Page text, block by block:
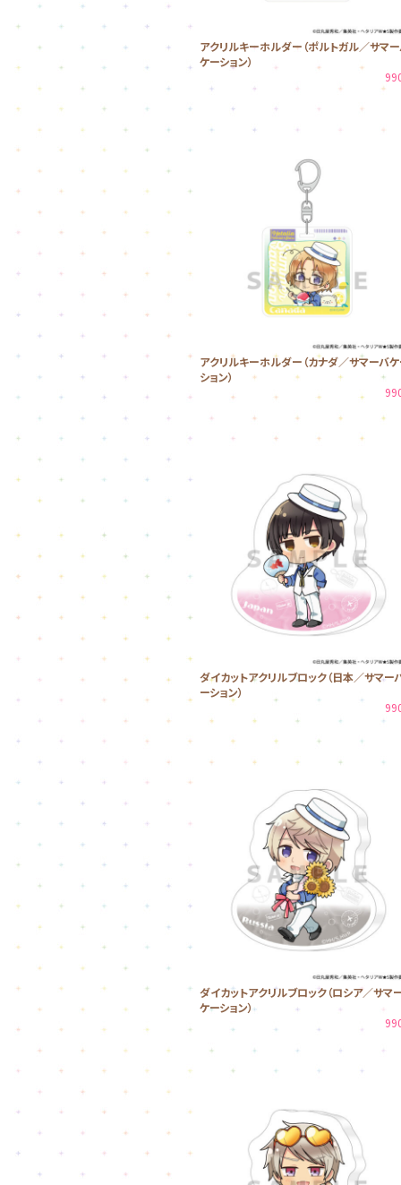
アクリルキーホルダー（ポルトガル／サマ
ケーション）
アクリルキーホルダー（カナダ／サマーバ
ション）
ダイカットアクリルブロック（日本／サマー
ーション）
ダイカットアクリルブロック（ロシア／サマ
ケーション）